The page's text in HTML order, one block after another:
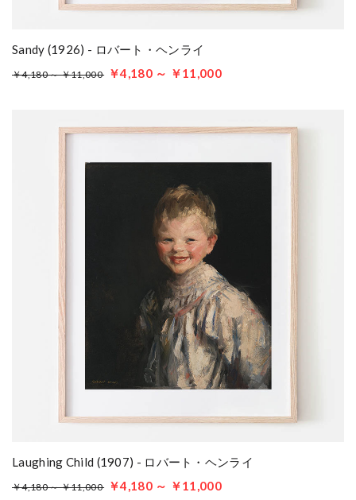
Sandy (1926) - ロバート・ヘンライ
￥4,180 ～ ￥11,000 ￥4,180 ～ ￥11,000
Laughing Child (1907) - ロバート・ヘンライ
￥4,180 ～ ￥11,000 ￥4,180 ～ ￥11,000